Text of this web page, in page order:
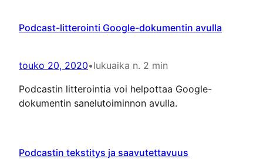
Podcast-litterointi Google-dokumentin avulla
touko 20, 2020•lukuaika n. 2 min
Podcastin litterointia voi helpottaa Google-
dokumentin sanelutoiminnon avulla.
Podcastin tekstitys ja saavutettavuus